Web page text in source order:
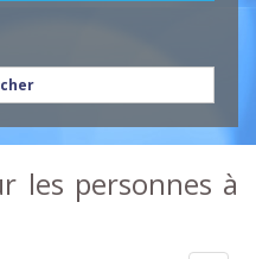
les personnes à